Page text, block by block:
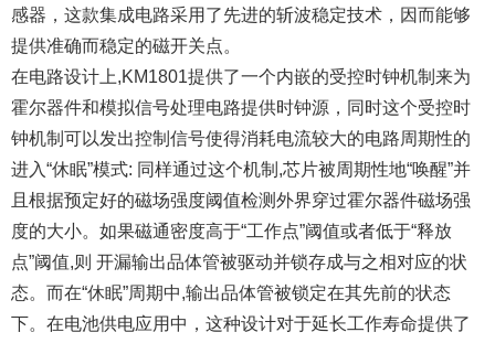
感器，这款集成电路采用了先进的斩波稳定技术，因而能够
提供准确而稳定的磁开关点。
在电路设计上,KM1801提供了一个内嵌的受控时钟机制来为
霍尔器件和模拟信号处理电路提供时钟源，同时这个受控时
钟机制可以发出控制信号使得消耗电流较大的电路周期性的
进入“休眠”模式: 同样通过这个机制,芯片被周期性地“唤醒”并
且根据预定好的磁场强度阈值检测外界穿过霍尔器件磁场强
度的大小。如果磁通密度高于“工作点”阈值或者低于“释放
点”阈值,则 开漏输出品体管被驱动并锁存成与之相对应的状
态。而在“休眠”周期中,输出品体管被锁定在其先前的状态
下。在电池供电应用中，这种设计对于延长工作寿命提供了